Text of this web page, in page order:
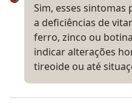
Sim, esses
a deficiências de
ferro, zinco ou
indicar alterações
tireoide ou até